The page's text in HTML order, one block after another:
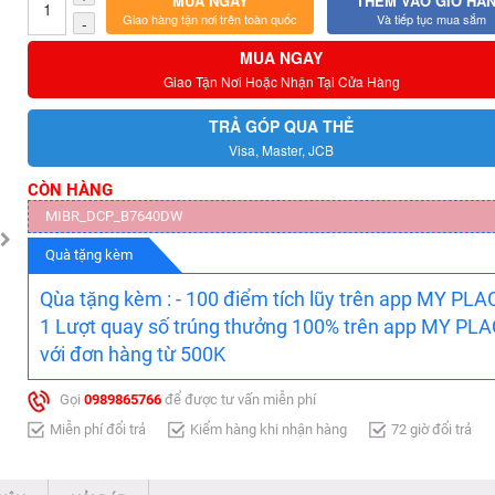
-
Giao hàng tận nơi trên toàn quốc Và tiếp tục mua sắm
MUA NGAY
Giao Tận Nơi Hoặc Nhận Tại Cửa Hàng
TRẢ GÓP QUA THẺ
Visa, Master, JCB
CÒN HÀNG
MIBR_DCP_B7640DW
Quà tặng kèm
Qùa tặng kèm : - 100 điểm tích lũy trên app MY
1 Lượt quay số trúng thưởng 100% trên app MY
với đơn hàng từ 500K
Gọi0989865766 để được tư vấn miễn phí
Miễn phí đổi trả
Kiểm hàng khi nhận hàng 72 giờ đổi trả